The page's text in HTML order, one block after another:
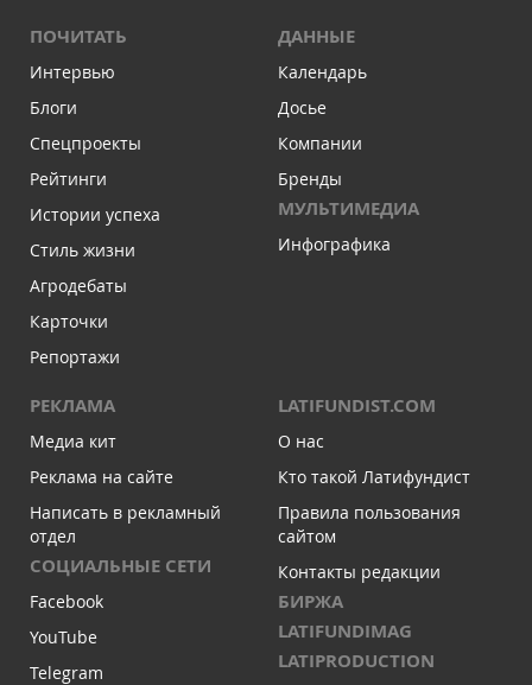
ПОЧИТАТЬ
Интервью
Блоги
Спецпроекты
Рейтинги
Истории успеха
Стиль жизни
Агродебаты
Карточки
Репортажи
ДАННЫЕ
Календарь
Досье
Компании
Бренды
МУЛЬТИМЕДИА
Инфографика
РЕКЛАМА
Медиа кит
Реклама на сайте
Написать в рекламный
отдел
СОЦИАЛЬНЫЕ СЕТИ
Facebook
YouTube
Telegram
LATIFUNDIST.COM
О нас
Кто такой Латифундист
Правила пользования
сайтом
Контакты редакции
БИРЖА
LATIFUNDIMAG
LATIPRODUCTION